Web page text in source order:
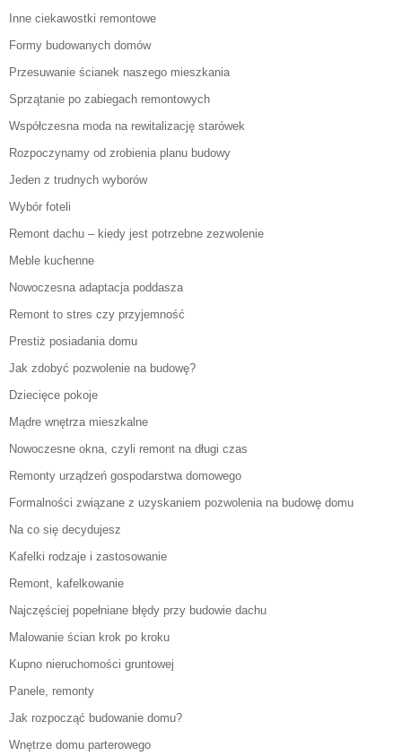
Inne ciekawostki remontowe
Formy budowanych domów
Przesuwanie ścianek naszego mieszkania
Sprzątanie po zabiegach remontowych
Współczesna moda na rewitalizację starówek
Rozpoczynamy od zrobienia planu budowy
Jeden z trudnych wyborów
Wybór foteli
Remont dachu – kiedy jest potrzebne zezwolenie
Meble kuchenne
Nowoczesna adaptacja poddasza
Remont to stres czy przyjemność
Prestiż posiadania domu
Jak zdobyć pozwolenie na budowę?
Dziecięce pokoje
Mądre wnętrza mieszkalne
Nowoczesne okna, czyli remont na długi czas
Remonty urządzeń gospodarstwa domowego
Formalności związane z uzyskaniem pozwolenia na budowę domu
Na co się decydujesz
Kafelki rodzaje i zastosowanie
Remont, kafelkowanie
Najczęściej popełniane błędy przy budowie dachu
Malowanie ścian krok po kroku
Kupno nieruchomości gruntowej
Panele, remonty
Jak rozpocząć budowanie domu?
Wnętrze domu parterowego